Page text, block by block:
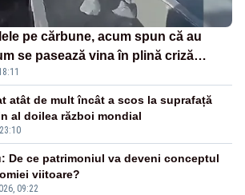
pe cărbune, acum spun că au
se pasează vina în plină criză
atât de mult încât a scos la suprafață
al doilea război mondial
09:22
De ce patrimoniul va deveni conceptul
viitoare?